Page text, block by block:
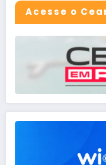
Acesse o